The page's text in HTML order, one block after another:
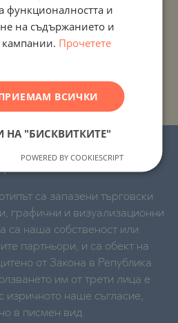
НА СГРАДА/КОМПЛЕКС
са запазени търговски
графични и визуализационни
са наша собственост или
партньори, и са обект на
от Закона в Република
им от трети лица е
изричното наше съгласие,
в писмен вид.
GERMAN
FRENCH
ROMANIAN
SERBIAN
функционалността и
на съдържанието и
Прочетете
ВСИЧКИ
НА "БИСКВИТКИТЕ"
POWERED BY COOKIESCRIPT